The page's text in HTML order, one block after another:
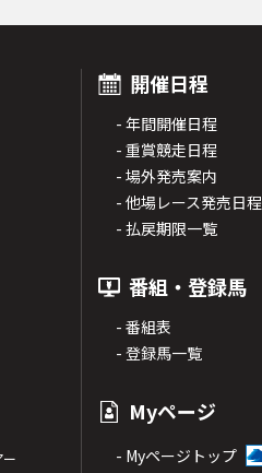
開催日程
- 年間開催日程
- 重賞競走日程
- 場外発売案内
- 他場レース発売日程
- 払戻期限一覧
番組・登録馬
- 番組表
- 登録馬一覧
Myページ
- Myページトップ